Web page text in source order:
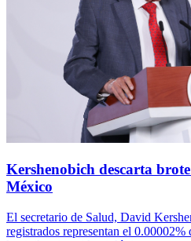
Kershenobich descarta
México
El secretario de Salud, David
registrados representan el